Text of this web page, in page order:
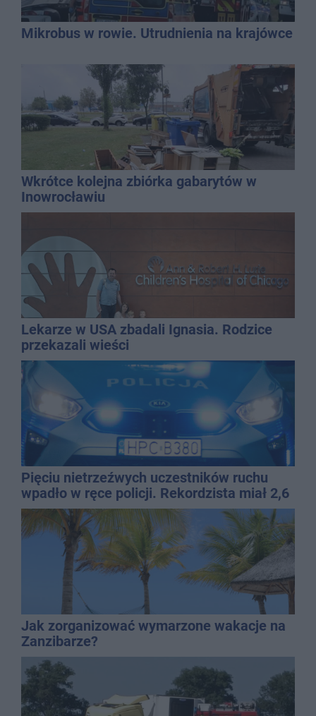
Mikrobus w rowie. Utrudnienia na krajówce
Wkrótce kolejna zbiórka gabarytów w
Inowrocławiu
Lekarze w USA zbadali Ignasia. Rodzice
przekazali wieści
Pięciu nietrzeźwych uczestników ruchu
wpadło w ręce policji. Rekordzista miał 2,6
promila
Jak zorganizować wymarzone wakacje na
Zanzibarze?